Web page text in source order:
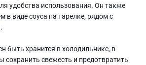
удобства использования. Он также
в виде соуса на тарелке, рядом с
быть хранится в холодильнике, в
сохранить свежесть и предотвратить